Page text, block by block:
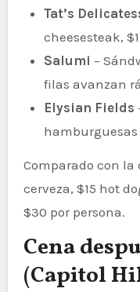
Tat’s
cheesesteak,
Salumi –
filas avanzan
Elysian Fields
hamburguesas
Comparado con la
cerveza, $15 hot
$30 por persona.
Cena
(Capitol